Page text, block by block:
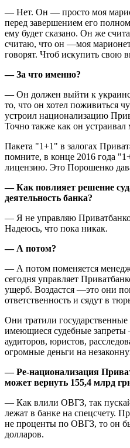
— Нет. Он — просто моя
перед завершением его
ему будет сказано. Он же
считаю, что он —моя
говорят. Чтоб искупить свою
—За что именно?
— Он должен выйти к
то, что он хотел поживиться
устроил национализацию
Точно также как он
Пакета "1+1" в залогах
помните, в конце 2016 года
лицензию. Это Порошенко
—Как повлияет решение
деятельность банка?
— Я не управляю
Надеюсь, что пока никак.
—А потом?
— А потом поменяется
сегодня управляет
ущерб. Воздастся —это они
ответственность и сядут в
Они тратили государственные
имеющиеся судебные
аудиторов, юристов,
огромные деньги на
—Ре-национализация
может вернуть 155,4 млрд
— Как влили ОВГЗ, так
лежат в банке на спецсчету.
не проценты по ОВГЗ, то он
долларов.